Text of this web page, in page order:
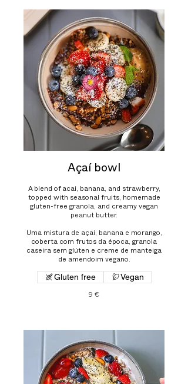
Açaí bowl
A blend of acai, banana, and strawberry,
topped with seasonal fruits, homemade
gluten-free granola, and creamy vegan
peanut butter.
Uma mistura de açaí, banana e morango,
coberta com frutos da época, granola
caseira sem glúten e creme de manteiga
de amendoim vegano.
9 €
Gluten free Vegan